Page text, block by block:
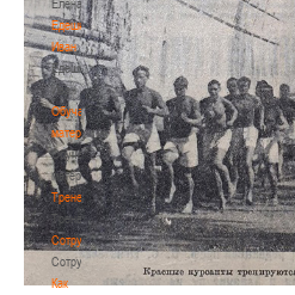
Елена
Едешко
Иван
Едешко
Иван
Обучающие
материалы
Обучающие
материалы
Тренерам
Тренерам
Сотрудничество
Сотрудничество
Как